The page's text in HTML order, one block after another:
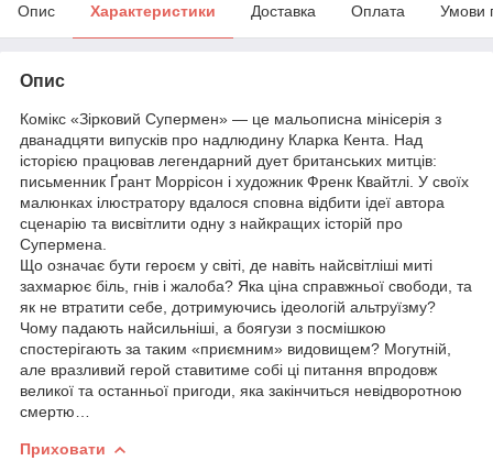
Опис Характеристики Доставка Оплата Умови
Опис
Комікс «Зірковий Супермен» — це мальописна мінісерія з
дванадцяти випусків про надлюдину Кларка Кента. Над
історією працював легендарний дует британських митців:
письменник Ґрант Моррісон і художник Френк Квайтлі. У своїх
малюнках ілюстратору вдалося сповна відбити ідеї автора
сценарію та висвітлити одну з найкращих історій про
Супермена.
Що означає бути героєм у світі, де навіть найсвітліші миті
захмарює біль, гнів і жалоба? Яка ціна справжньої свободи, та
як не втратити себе, дотримуючись ідеологій альтруїзму?
Чому падають найсильніші, а боягузи з посмішкою
спостерігають за таким «приємним» видовищем? Могутній,
але вразливий герой ставитиме собі ці питання впродовж
великої та останньої пригоди, яка закінчиться невідворотною
смертю…
Приховати